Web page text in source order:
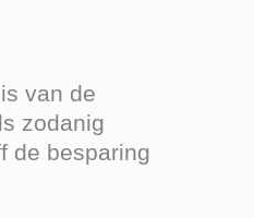
van de
zodanig
de besparing